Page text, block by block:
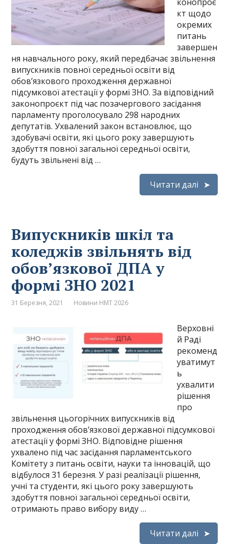
кт щодо
окремих
питань
завершен
ня навчального року, який передбачає звільнення
випускників повної середньої освіти від
обов’язкового проходження державної
підсумкової атестації у формі ЗНО. За відповідний
законопроєкт під час позачергового засідання
парламенту проголосувало 298 народних
депутатів. Ухвалений закон встановлює, що
здобувачі освіти, які цього року завершують
здобуття повної загальної середньої освіти,
будуть звільнені від …
Читати далі
Випускників шкіл та
коледжів звільнять від
обов’язкової ДПА у
формі ЗНО 2021
31 Березня, 2021 Новини НМТ 2026
Верховні
й Раді
рекоменд
уватимут
ь
ухвалити
рішення
про
звільнення цьогорічних випускників від
проходження обов’язкової державної підсумкової
атестації у формі ЗНО. Відповідне рішення
ухвалено під час засідання парламентського
Комітету з питань освіти, науки та інновацій, що
відбулося 31 березня. У разі реалізації рішення,
учні та студенти, які цього року завершують
здобуття повної загальної середньої освіти,
отримають право вибору виду …
Читати далі